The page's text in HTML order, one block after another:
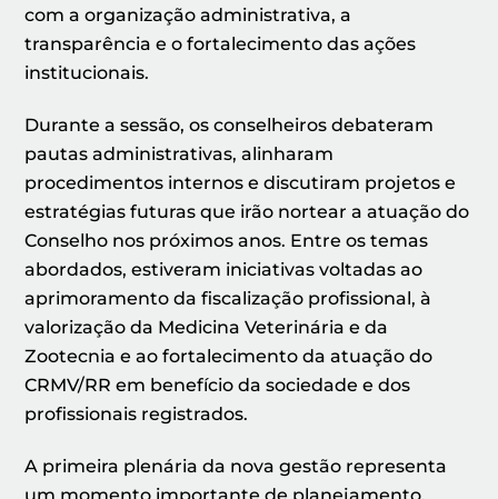
com a organização administrativa, a
transparência e o fortalecimento das ações
institucionais.
Durante a sessão, os conselheiros debateram
pautas administrativas, alinharam
procedimentos internos e discutiram projetos e
estratégias futuras que irão nortear a atuação do
Conselho nos próximos anos. Entre os temas
abordados, estiveram iniciativas voltadas ao
aprimoramento da fiscalização profissional, à
valorização da Medicina Veterinária e da
Zootecnia e ao fortalecimento da atuação do
CRMV/RR em benefício da sociedade e dos
profissionais registrados.
A primeira plenária da nova gestão representa